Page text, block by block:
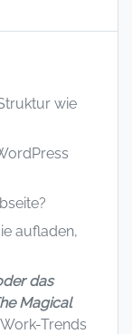
wie
aufladen,
das
Magical
Trends